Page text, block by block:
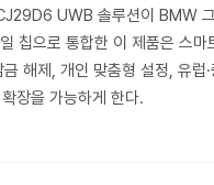
UWB 솔루션이 BMW
칩으로 통합한 이 제품은 스
해제, 개인 맞춤형 설정, 유럽
장을 가능하게 한다.